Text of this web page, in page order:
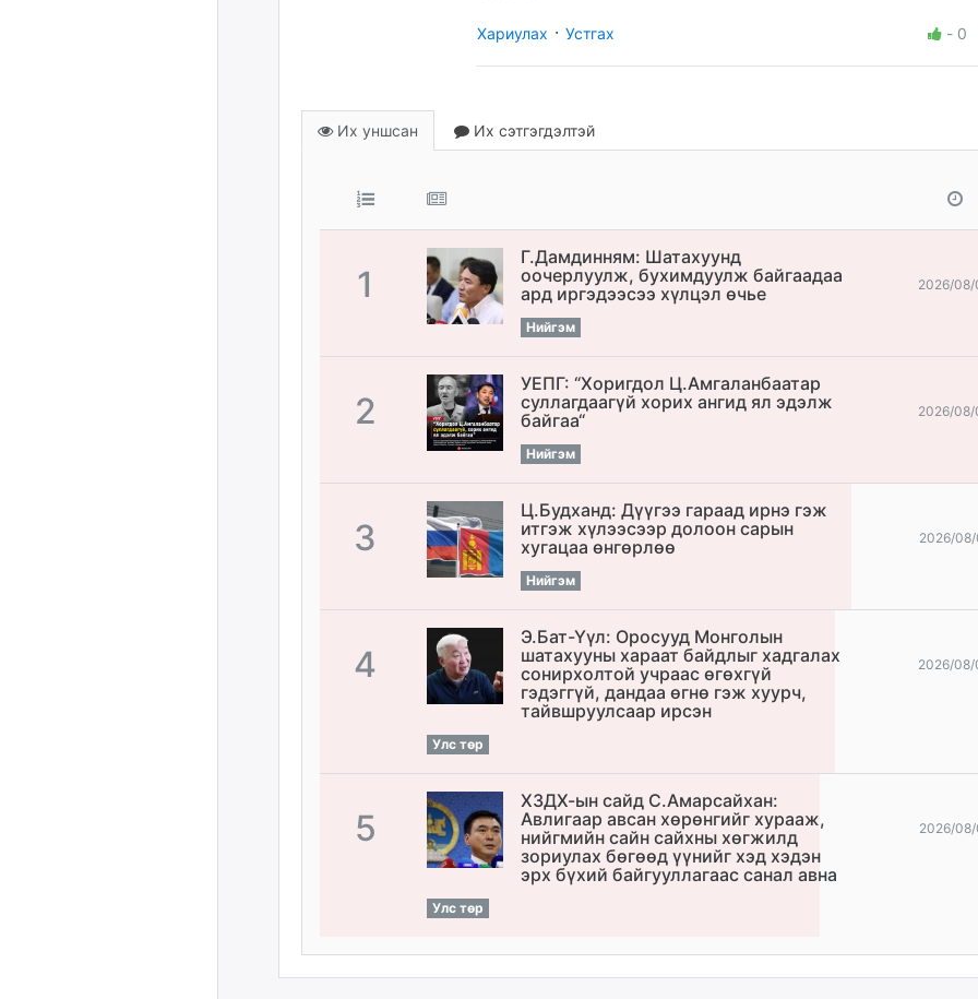
Хариулах · Устгах - 0
Их уншсан Их сэтгэгдэлтэй
1
Г.Дамдинням: Шатахуунд
оочерлуулж, бухимдуулж байгаадаа
ард иргэдээсээ хүлцэл өчье
Нийгэм
2026/08/
2
УЕПГ: “Хоригдол Ц.Амгаланбаатар
cуллагдаагүй хорих ангид ял эдэлж
байгаа“
Нийгэм
2026/08/
3
Ц.Будханд: Дүүгээ гараад ирнэ гэж
итгэж хүлээсээр долоон сарын
хугацаа өнгөрлөө
Нийгэм
2026/
4
Э.Бат-Үүл: Оросууд Монголын
шатахууны хараат байдлыг хадгалах
сонирхолтой учраас өгөхгүй
гэдэггүй, дандаа өгнө гэж хуурч,
тайвшруулсаар ирсэн
Улс төр
2026/08/
5
ХЗДХ-ын сайд С.Амарсайхан:
Авлигаар авсан хөрөнгийг хурааж,
нийгмийн сайн сайхны хөгжилд
зориулах бөгөөд үүнийг хэд хэдэн
эрх бүхий байгууллагаас санал авна
Улс төр
2026/